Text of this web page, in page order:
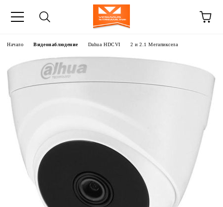
Начало Видеонаблюдение Dahua HDCVI 2 и 2.1 Мегапиксела